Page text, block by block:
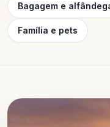
Bagagem e
Família e pets